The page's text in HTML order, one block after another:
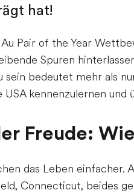
hat!
Pair of the Year
Spuren
sein bedeutet mehr als
kennenzulernen
Freude:
das Leben
Connecticut, beides